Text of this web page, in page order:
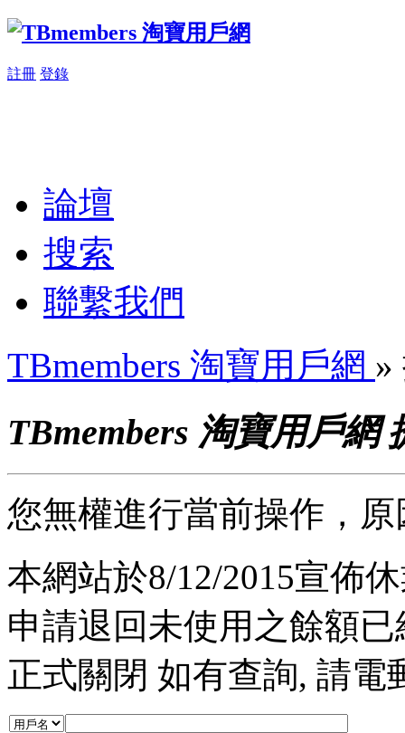
註冊 登錄
論壇
搜索
聯繫我們
TBmembers 淘寶用戶網 »
TBmembers 淘寶用戶網
您無權進行當前操作，
本網站於8/12/2015宣佈
申請退回未使用之餘額
正式關閉 如有查詢, 請電